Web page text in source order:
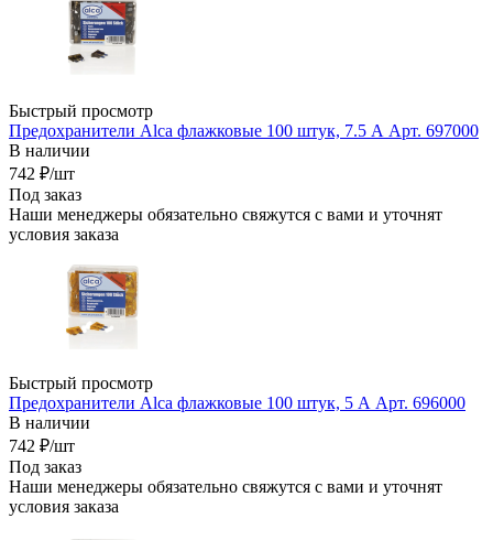
Быстрый просмотр
Предохранители Alca флажковые 100 штук, 7.5 А Арт. 697000
В наличии
742 ₽/шт
Под заказ
Наши менеджеры обязательно свяжутся с вами и уточнят
условия заказа
Быстрый просмотр
Предохранители Alca флажковые 100 штук, 5 А Арт. 696000
В наличии
742 ₽/шт
Под заказ
Наши менеджеры обязательно свяжутся с вами и уточнят
условия заказа